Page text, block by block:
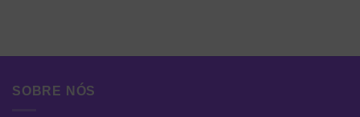
SOBRE NÓS